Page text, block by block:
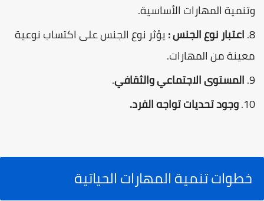
وتنمية المهارات الأساسية.
اعتبار نوع الجنس :يؤثر نوع الجنس على اكتساب نوعية
معينة من المهارات.
المستوى الاجتماعي والثقافي.
وجود تحديات تواجه الفرد.
خطوات تنمية المهارات الحياتية